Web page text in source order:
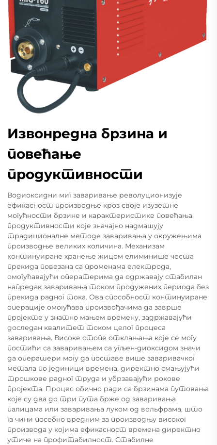
Извонредна брзина и
повећање
продуктивности
Водиоксидни миг заваривање револуционизује
ефикасност производње кроз своје изузетне
могућности брзине и карактеристике повећања
продуктивности које значајно надмашују
традиционалне методе заваривања у окружењима
производње великих количина. Механизам
континуиране хранење жицом елиминише честа
прекида повезана са променама електрода,
омогућавајући оператерима да одржавају стабилан
напредак заваривања током продужених периода без
прекида радног тока. Ова способност континуиране
операције омогућава произвођачима да заврше
пројекте у знатно мањем времену, задржавајући
доследан квалитет током целог процеса
заваривања. Високе стопе отклањања које се могу
постићи са заваривањем са угљен-диоксидом значи
да оператери могу да поставе више заваривачког
метала по јединици времена, директно смањујући
трошкове радног труда и убрзавајући рокове
пројекта. Процес обично ради са брзинама путовања
које су два до три пута брже од заваривања
палицама или заваривања луком од вольфрама, што
га чини посебно вредним за производњу високог
производа у којима ефикасност времена директно
утиче на профитабилност. Стабилне